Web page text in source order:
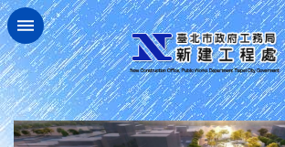
跳到主要內容區塊